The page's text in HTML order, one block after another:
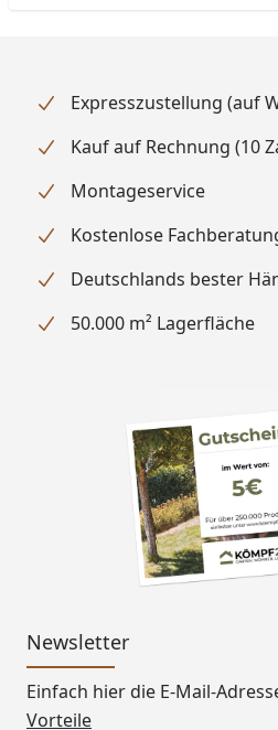
Expresszustellung (auf
Kauf auf Rechnung (10
Montageservice
Kostenlose
Deutschlands bester
50.000 m² Lagerfläche
Newsletter
Einfach hier die E-Mail-
Vorteile